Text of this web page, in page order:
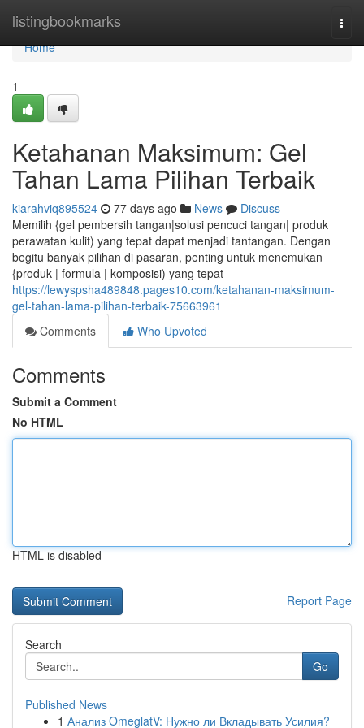
listingbookmarks
Home
Home
1
Ketahanan Maksimum: Gel
Tahan Lama Pilihan Terbaik
kiarahviq895524 77 days ago News
Discuss
Memilih {gel pembersih tangan|solusi pencuci tangan| produk
perawatan kulit) yang tepat dapat menjadi tantangan. Dengan
begitu banyak pilihan di pasaran, penting untuk menemukan
{produk | formula | komposisi) yang tepat
https://lewyspsha489848.pages10.com/ketahanan-maksimum-
gel-tahan-lama-pilihan-terbaik-75663961
Comments
Who Upvoted
Comments
Submit a Comment
No HTML
HTML is disabled
Report Page
Search
Go
Published News
1 Анализ OmeglatV: Нужно ли Вкладывать Усилия?